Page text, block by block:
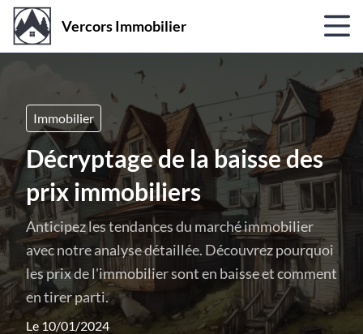
Vercors Immobilier
Immobilier
Décryptage de la baisse des
prix immobiliers
Anticipez les tendances du marché immobilier
avec notre analyse détaillée. Découvrez pourquoi
les prix de l'immobilier sont en baisse et comment
en tirer parti.
Le 10/01/2024